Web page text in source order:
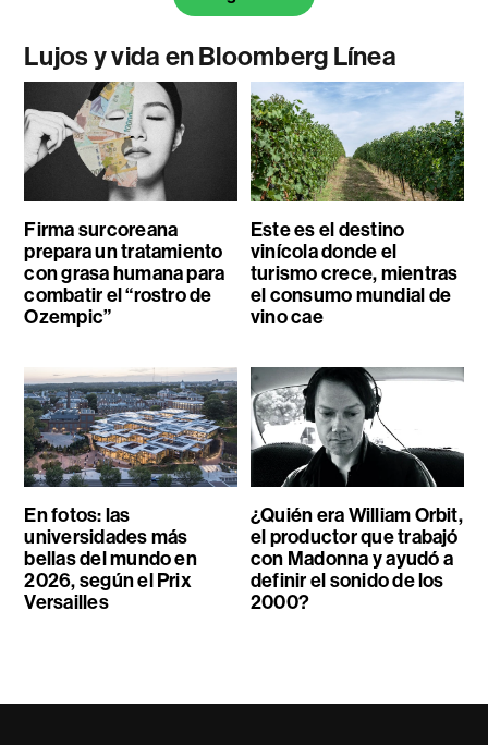
Lujos y vida en Bloomberg Línea
Firma surcoreana
prepara un tratamiento
con grasa humana para
combatir el “rostro de
Ozempic”
Este es el destino
vinícola donde el
turismo crece, mientras
el consumo mundial de
vino cae
En fotos: las
universidades más
bellas del mundo en
2026, según el Prix
Versailles
¿Quién era William Orbit,
el productor que trabajó
con Madonna y ayudó a
definir el sonido de los
2000?